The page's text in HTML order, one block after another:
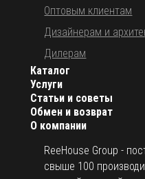
О компании
ReeHouse Group -
свыше 100
Каталог
Услуги
Статьи и советы
Обмен и возврат
Оптовым клиентам
Дизайнерам и
Дилерам